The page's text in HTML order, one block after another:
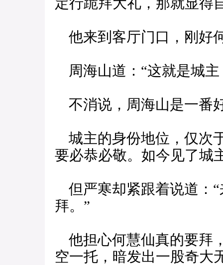
他来到客厅门口，刚好
周海山道：“这就是城主
不消说，周海山是一番
城主的身份地位，仅次
要必恭必敬。如今见了城
但严寒却紧跟着说道：
拜。”
他担心何慧仙真的要拜
空一托，暗发出一股奇大